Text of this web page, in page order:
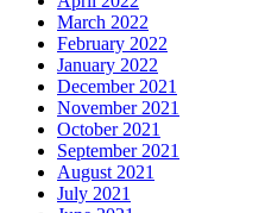
March 2022
February 2022
January 2022
December 2021
November 2021
October 2021
September 2021
August 2021
July 2021